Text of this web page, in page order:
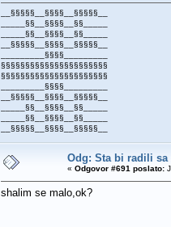
__§§§§§__§§§§__§§§§§__
_____§§__§§§§__§§_____
_____§§__§§§§__§§_____
__§§§§§__§§§§__§§§§§__
_________§§§§_________
§§§§§§§§§§§§§§§§§§§§§§
§§§§§§§§§§§§§§§§§§§§§§
_________§§§§_________
__§§§§§__§§§§__§§§§§__
_____§§__§§§§__§§_____
_____§§__§§§§__§§_____
__§§§§§__§§§§__§§§§§__
Odg: Sta bi radili
« Odgovor #691 poslato:
shalim se malo,ok?